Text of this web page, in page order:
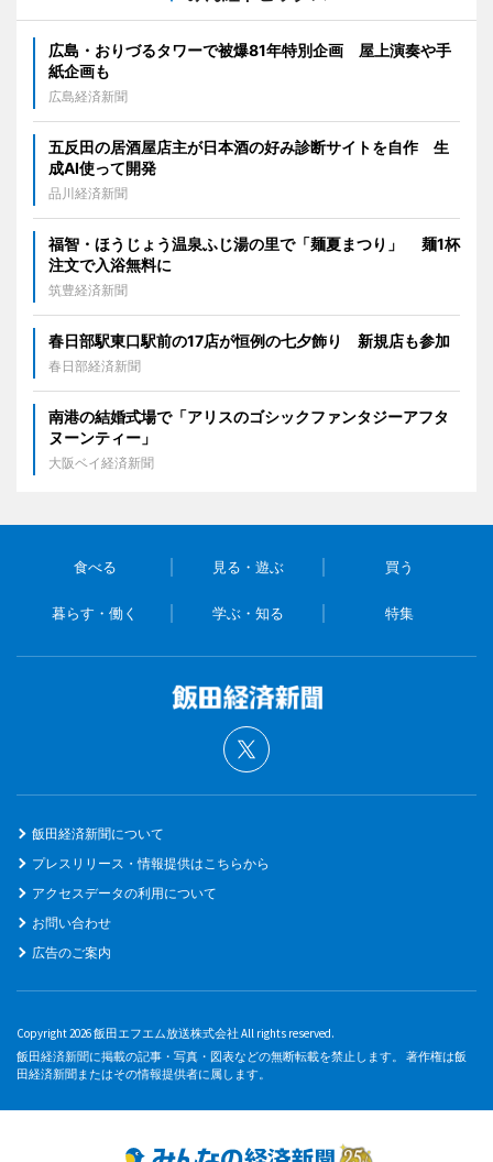
広島・おりづるタワーで被爆81年特別企画 屋上演奏や手
紙企画も
広島経済新聞
五反田の居酒屋店主が日本酒の好み診断サイトを自作 生
成AI使って開発
品川経済新聞
福智・ほうじょう温泉ふじ湯の里で「麺夏まつり」 麺1杯
注文で入浴無料に
筑豊経済新聞
春日部駅東口駅前の17店が恒例の七夕飾り 新規店も参加
春日部経済新聞
南港の結婚式場で「アリスのゴシックファンタジーアフタ
ヌーンティー」
大阪ベイ経済新聞
食べる 見る・遊ぶ 買う
暮らす・働く 学ぶ・知る 特集
飯田経済新聞について
プレスリリース・情報提供はこちらから
アクセスデータの利用について
お問い合わせ
広告のご案内
Copyright 2026 飯田エフエム放送株式会社 All rights reserved.
飯田経済新聞に掲載の記事・写真・図表などの無断転載を禁止します。 著作権は飯
田経済新聞またはその情報提供者に属します。